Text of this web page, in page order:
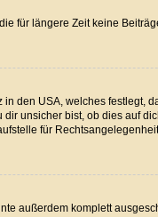
für längere Zeit keine
den USA, welches festlegt,
unsicher bist, ob dies auf
für
außerdem komplett